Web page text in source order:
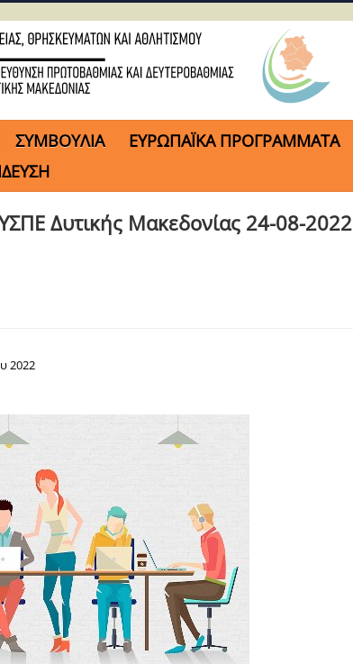
ΣΥΜΒΟΥΛΙΑ ΕΥΡΩΠΑΪΚΑ ΠΡΟΓΡΑΜΜΑΤΑ
Δυτικής Μακεδονίας 24-08-2022
2022